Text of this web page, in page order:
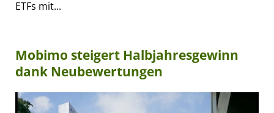
ETFs mit...
Mobimo steigert Halbjahresgewinn
dank Neubewertungen